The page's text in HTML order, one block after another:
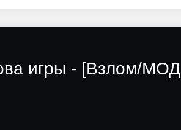
игры - [Взлом/МОД